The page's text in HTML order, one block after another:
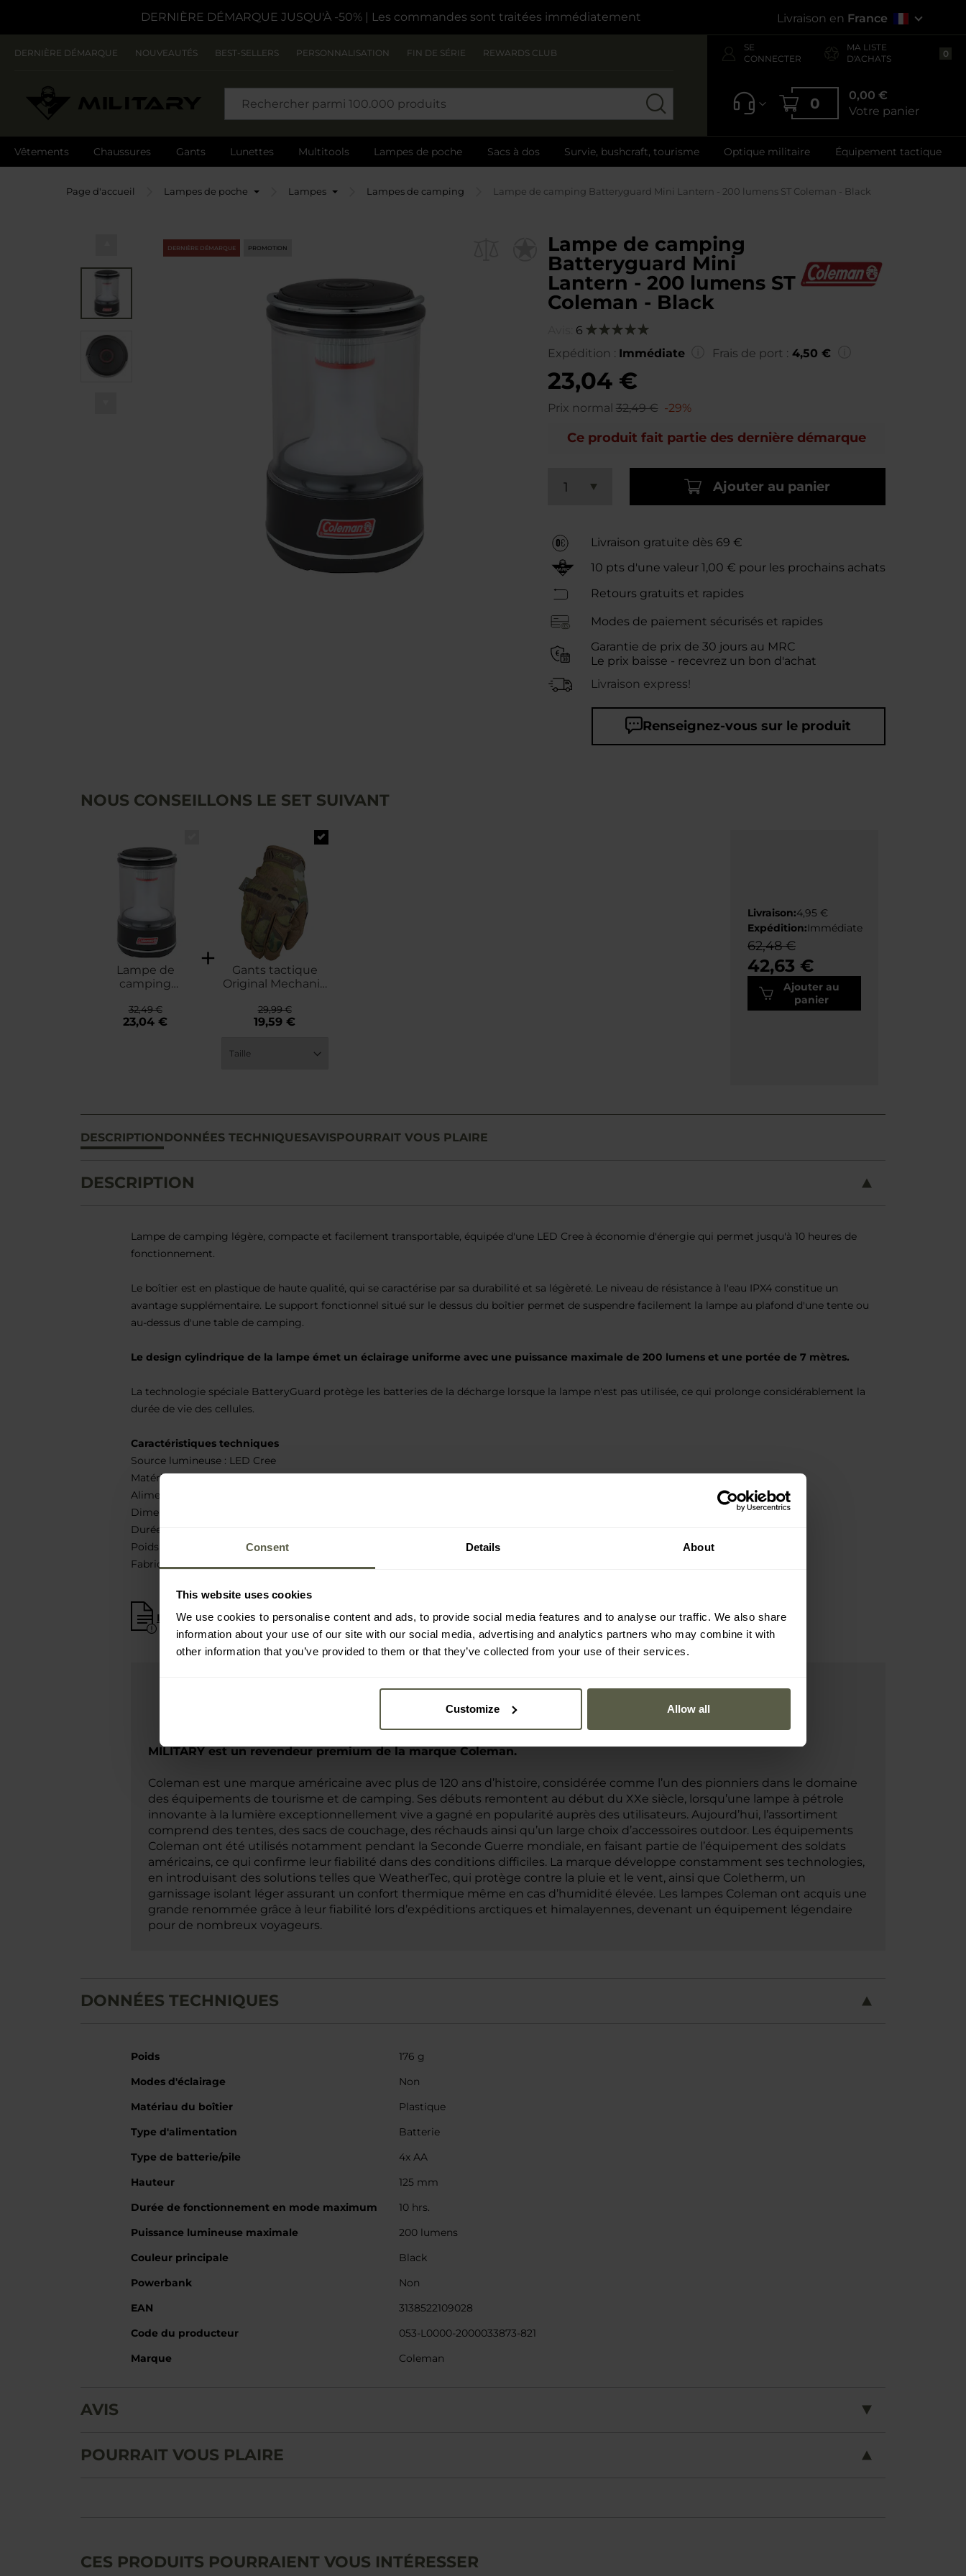
Consent Details About
This website uses cookies
We use cookies to personalise content and ads, to provide social media features and to analyse our traffic. We also share
information about your use of our site with our social media, advertising and analytics partners who may combine it with
other information that you’ve provided to them or that they’ve collected from your use of their services.
Customize Allow all
DERNIÈRE DÉMARQUE JUSQU'À -50% | Les commandes sont traitées immédiatement Livraison en France
DERNIÈRE DÉMARQUE NOUVEAUTÉS BEST-SELLERS PERSONNALISATION FIN DE SÉRIE REWARDS CLUB
SE
CONNECTER
MA LISTE
D'ACHATS
0
0
0,00 €
Votre panier
Vêtements Chaussures Gants Lunettes Multitools Lampes de poche Sacs à dos Survie, bushcraft, tourisme Optique militaire Équipement tactique
Page d'accueil Lampes de poche Lampes Lampes de camping Lampe de camping Batteryguard Mini Lantern - 200 lumens ST Coleman - Black
DERNIÈRE DÉMARQUE PROMOTION
Lampe de camping
Batteryguard Mini
Lantern - 200 lumens ST
Coleman - Black
6 Notation:
Expédition : Immédiate Frais de port : 4,50 €
23,04 €
Prix normal 32,49 € -29%
Ce produit fait partie des dernière démarque
1 Ajouter au panier
Livraison gratuite dès 69 €
10 pts d'une valeur 1,00 € pour les prochains achats
Retours gratuits et rapides
Modes de paiement sécurisés et rapides
Garantie de prix de 30 jours au MRC
Le prix baisse - recevrez un bon d'achat
Livraison express!
Renseignez-vous sur le produit
NOUS CONSEILLONS LE SET SUIVANT
Lampe de
camping
Lantern - 200
lumens ST
23,04 €
32,49 €
Gants tactique
Original Mechanix
19,59 €
29,99 €
Livraison:4,95 €
Expédition:Immédiate
62,48 €
42,63 €
Ajouter au
panier
DESCRIPTIONDONNÉES TECHNIQUESAVISPOURRAIT VOUS PLAIRE
DESCRIPTION
Lampe de camping légère, compacte et facilement transportable, équipée d'une LED Cree à économie d'énergie qui permet jusqu'à 10 heures de
fonctionnement.
Le boîtier est en plastique de haute qualité, qui se caractérise par sa durabilité et sa légèreté. Le niveau de résistance à l'eau IPX4 constitue un
avantage supplémentaire. Le support fonctionnel situé sur le dessus du boîtier permet de suspendre facilement la lampe au plafond d'une tente ou
au-dessus d'une table de camping.
Le design cylindrique de la lampe émet un éclairage uniforme avec une puissance maximale de 200 lumens et une portée de 7 mètres.
La technologie spéciale BatteryGuard protège les batteries de la décharge lorsque la lampe n'est pas utilisée, ce qui prolonge considérablement la
durée de vie des cellules.
Caractéristiques techniques
Source lumineuse : LED Cree
Matériau : plastique
Alimentation : 4 piles AA (non fournies)
Dimensions : 12,5 x 8 cm
Durée de fonctionnement : 10 h
Poids : 176 g
Fabricant :Coleman, USA
Informations sur le fabricant et sécurité
MILITARY est un revendeur premium de la marque Coleman.
Coleman est une marque américaine avec plus de 120 ans d’histoire, considérée comme l’un des pionniers dans le domaine
des équipements de tourisme et de camping. Ses débuts remontent au début du XXe siècle, lorsqu’une lampe à pétrole
innovante à la lumière exceptionnellement vive a gagné en popularité auprès des utilisateurs. Aujourd’hui, l’assortiment
comprend des tentes, des sacs de couchage, des réchauds ainsi qu’un large choix d’accessoires outdoor. Les équipements
Coleman ont été utilisés notamment pendant la Seconde Guerre mondiale, en faisant partie de l’équipement des soldats
américains, ce qui confirme leur fiabilité dans des conditions difficiles. La marque développe constamment ses technologies,
en introduisant des solutions telles que WeatherTec, qui protège contre la pluie et le vent, ainsi que Coletherm, un
garnissage isolant léger assurant un confort thermique même en cas d’humidité élevée. Les lampes Coleman ont acquis une
grande renommée grâce à leur fiabilité lors d’expéditions arctiques et himalayennes, devenant un équipement légendaire
pour de nombreux voyageurs.
DONNÉES TECHNIQUES
Caractéristiques
Poids
176 g
Modes d'éclairage
Non
Matériau du boîtier
Plastique
Type d'alimentation
Batterie
Type de batterie/pile
4x AA
Hauteur
125 mm
Durée de fonctionnement en mode maximum
10 hrs.
Puissance lumineuse maximale
200 lumens
Couleur principale
Black
Powerbank
Non
EAN
3138522109028
Code du producteur
053-L0000-2000033873-821
Marque
Coleman
AVIS
POURRAIT VOUS PLAIRE
CES PRODUITS POURRAIENT VOUS INTÉRESSER